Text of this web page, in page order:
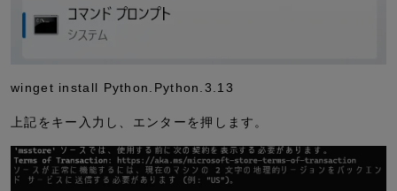
winget install Python.Python.3.13
上記をキー入力し、エンターを押します。